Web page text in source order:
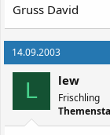
Gruss David
14.09.2003
L lew
Frischling